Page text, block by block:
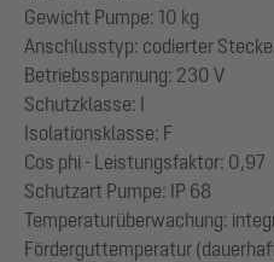
Gewicht Pumpe: 10 kg
Anschlusstyp: codierter
Betriebsspannung: 230 V
Schutzklasse: I
Isolationsklasse: F
Cos phi - Leistungsfaktor: 0,97
Schutzart Pumpe: IP 68
Temperaturüberwachung:
Förderguttemperatur